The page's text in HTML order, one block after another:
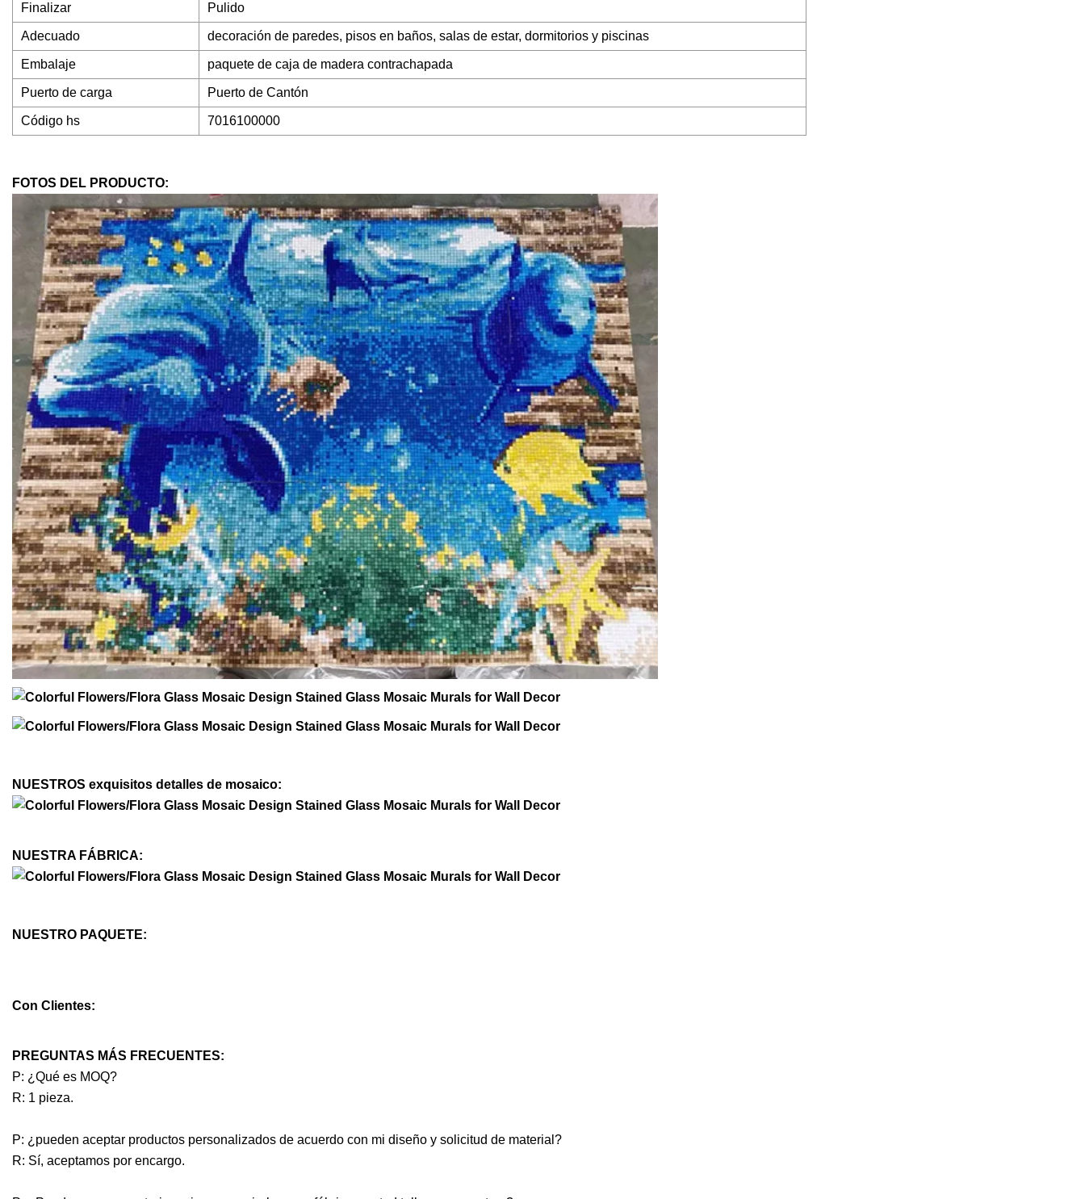
Finalizar Pulido
Adecuado decoración de paredes, pisos en baños, salas de estar, dormitorios y piscinas
Embalaje paquete de caja de madera contrachapada
Puerto de carga Puerto de Cantón
Código hs 7016100000
FOTOS DEL PRODUCTO:
NUESTROS exquisitos detalles de mosaico:
NUESTRA FÁBRICA:
NUESTRO PAQUETE:
Con Clientes:
PREGUNTAS MÁS FRECUENTES:
P: ¿Qué es MOQ?
R: 1 pieza.
P: ¿pueden aceptar productos personalizados de acuerdo con mi diseño y solicitud de material?
R: Sí, aceptamos por encargo.